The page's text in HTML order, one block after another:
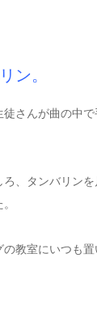
ン。
さんが曲の中
、タンバリン
教室にいつも